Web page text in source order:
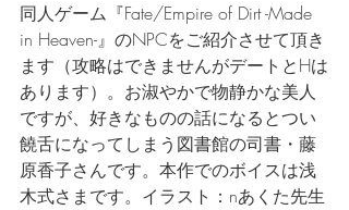
同人ゲーム『Fate/Empire of Dirt -Made
in Heaven-』のNPCをご紹介させて頂き
ます（攻略はできませんがデートとHは
あります）。お淑やかで物静かな美人
ですが、好きなものの話になるとつい
饒舌になってしまう図書館の司書・藤
原香子さんです。本作でのボイスは浅
木式さまです。イラスト：nあくた先生